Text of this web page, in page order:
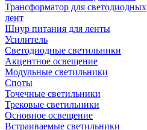
Трансформатор для светодиодных
лент
Шнур питания для ленты
Усилитель
Светодиодные светильники
Акцентное освещение
Модульные светильники
Споты
Точечные светильники
Трековые светильники
Основное освещение
Встраиваемые светильники